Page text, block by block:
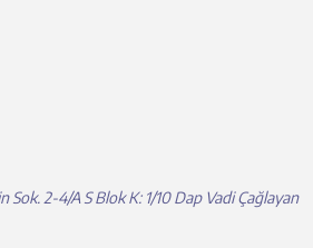
Sok. 2-4/A S Blok K: 1/10 Dap Vadi Çağlayan